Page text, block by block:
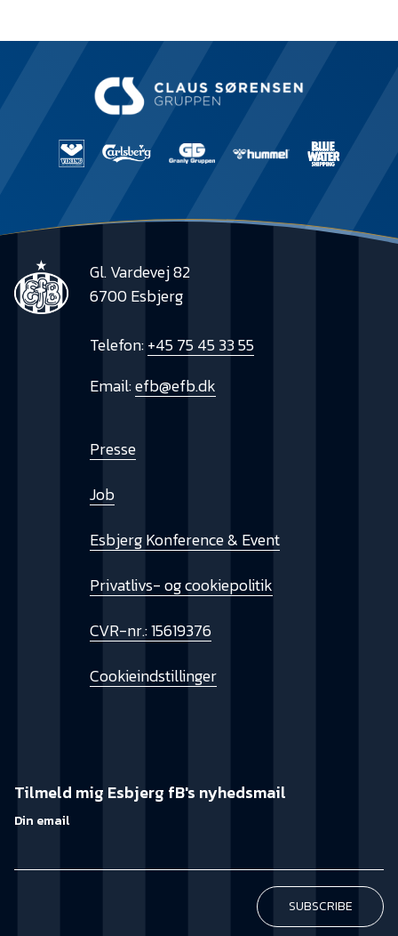
Gl. Vardevej 82
6700 Esbjerg
Telefon:+45 75 45 33 55
Email:efb@efb.dk
Presse
Job
Esbjerg Konference & Event
Privatlivs- og cookiepolitik
CVR-nr.: 15619376
Cookieindstillinger
Tilmeld mig Esbjerg fB's nyhedsmail
Din email